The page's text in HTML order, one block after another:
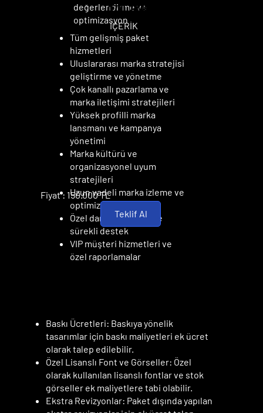
değerlendirme ve
optimizasyon
Tüm gelişmiş paket
hizmetleri
Uluslararası marka stratejisi
geliştirme ve yönetme
Çok kanallı pazarlama ve
marka iletişimi stratejileri
Yüksek profilli marka
lansmanı ve kampanya
yönetimi
Marka kültürü ve
organizasyonel uyum
stratejileri
Uzun vadeli marka izleme ve
optimizasyon
Özel danışman ekibi ve
sürekli destek
VIP müşteri hizmetleri ve
özel raporlamalar
İÇERİK
ÖZEL PAKET
ÖZEL PAKET
Fiyat : 150.000 TL
Teklif Al
Baskı Ücretleri: Baskıya yönelik
tasarımlar için baskı maliyetleri ek ücret
olarak talep edilebilir.
Özel Lisanslı Font ve Görseller: Özel
olarak kullanılan lisanslı fontlar ve stok
görseller ek maliyetlere tabi olabilir.
Ekstra Revizyonlar: Paket dışında yapılan